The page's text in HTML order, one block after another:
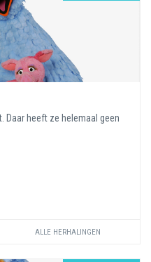
Daar heeft ze helemaal geen
ALLE HERHALINGEN